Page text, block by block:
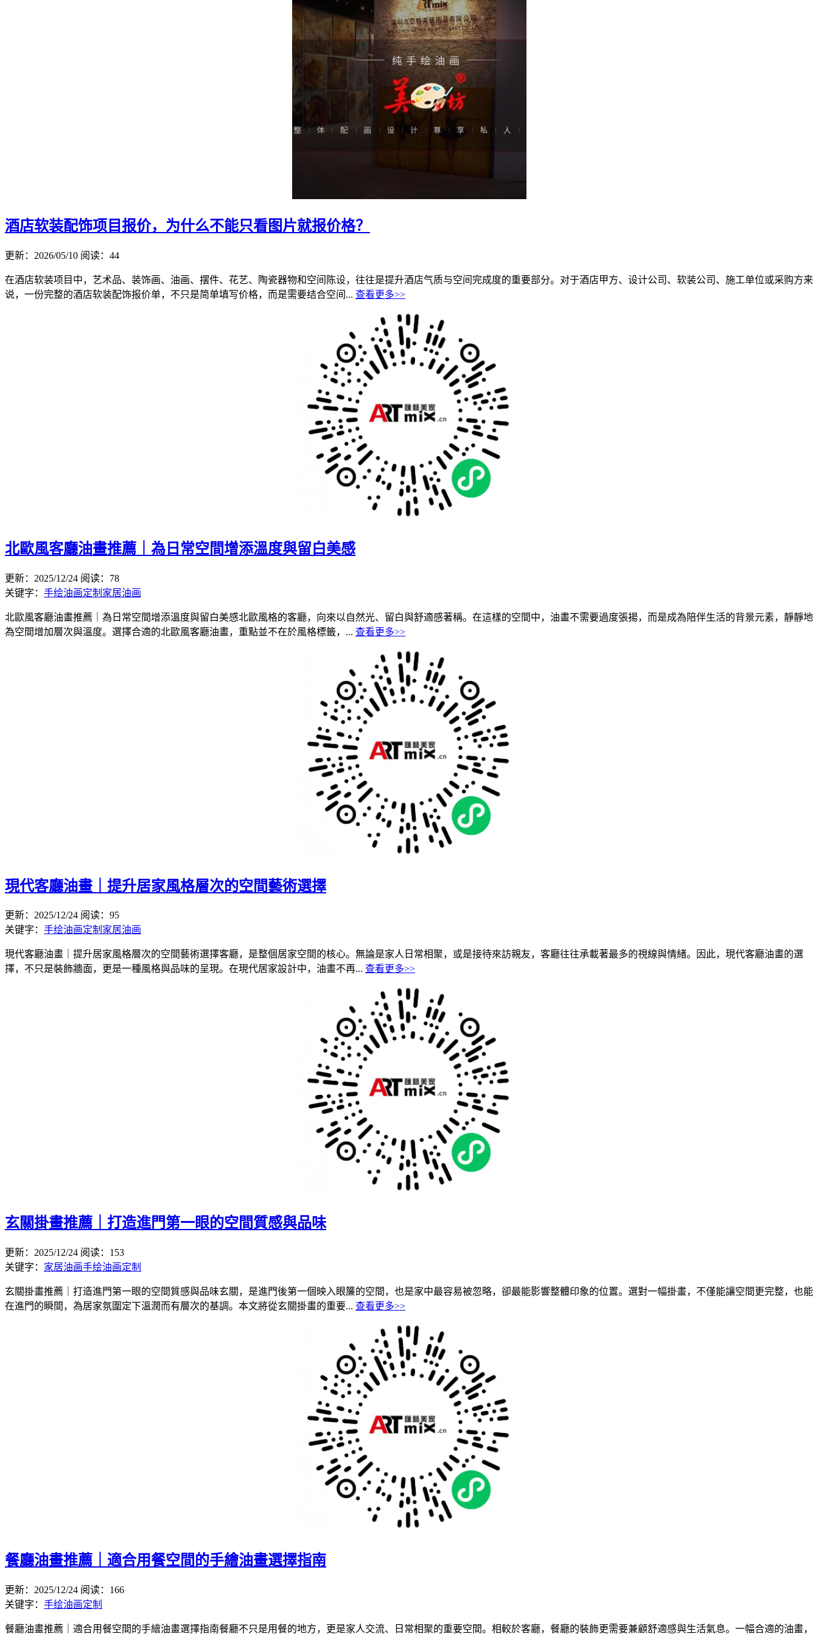
酒店软装配饰项目报价，为什么不能只看图片就报价格？
更新：2026/05/10 阅读：44
在酒店软装项目中，艺术品、装饰画、油画、摆件、花艺、陶瓷器物和空间陈设，往往是提升酒店气质与空间完成度的重要部分。对于酒店甲方、设计公司、软装公司、施工单位或采购方来
说，一份完整的酒店软装配饰报价单，不只是简单填写价格，而是需要结合空间... 查看更多>>
北歐風客廳油畫推薦｜為日常空間增添溫度與留白美感
更新：2025/12/24 阅读：78
关键字： 手绘油画定制 家居油画
北歐風客廳油畫推薦｜為日常空間增添溫度與留白美感北歐風格的客廳，向來以自然光、留白與舒適感著稱。在這樣的空間中，油畫不需要過度張揚，而是成為陪伴生活的背景元素，靜靜地
為空間增加層次與溫度。選擇合適的北歐風客廳油畫，重點並不在於風格標籤，... 查看更多>>
現代客廳油畫｜提升居家風格層次的空間藝術選擇
更新：2025/12/24 阅读：95
关键字： 手绘油画定制 家居油画
現代客廳油畫｜提升居家風格層次的空間藝術選擇客廳，是整個居家空間的核心。無論是家人日常相聚，或是接待來訪親友，客廳往往承載著最多的視線與情緒。因此，現代客廳油畫的選
擇，不只是裝飾牆面，更是一種風格與品味的呈現。在現代居家設計中，油畫不再... 查看更多>>
玄關掛畫推薦｜打造進門第一眼的空間質感與品味
更新：2025/12/24 阅读：153
关键字： 家居油画手绘油画定制
玄關掛畫推薦｜打造進門第一眼的空間質感與品味玄關，是進門後第一個映入眼簾的空間，也是家中最容易被忽略，卻最能影響整體印象的位置。選對一幅掛畫，不僅能讓空間更完整，也能
在進門的瞬間，為居家氛圍定下溫潤而有層次的基調。本文將從玄關掛畫的重要... 查看更多>>
餐廳油畫推薦｜適合用餐空間的手繪油畫選擇指南
更新：2025/12/24 阅读：166
关键字： 手绘油画定制
餐廳油畫推薦｜適合用餐空間的手繪油畫選擇指南餐廳不只是用餐的地方，更是家人交流、日常相聚的重要空間。相較於客廳，餐廳的裝飾更需要兼顧舒適感與生活氣息。一幅合適的油畫，